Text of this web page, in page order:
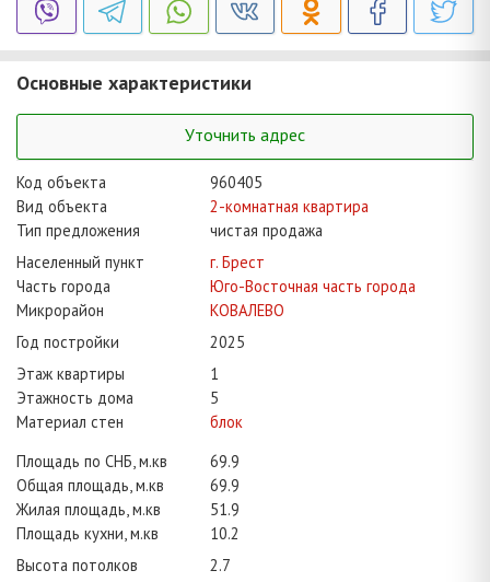
Основные характеристики
Уточнить адрес
Код объекта
960405
Вид объекта
2-комнатная квартира
Тип предложения
чистая продажа
Населенный пункт
г. Брест
Часть города
Юго-Восточная часть города
Микрорайон
КОВАЛЕВО
Год постройки
2025
Этаж квартиры
1
Этажность дома
5
Материал стен
блок
Площадь по СНБ, м.кв
69.9
Общая площадь, м.кв
69.9
Жилая площадь, м.кв
51.9
Площадь кухни, м.кв
10.2
Высота потолков
2.7